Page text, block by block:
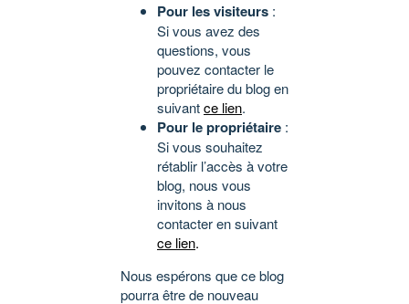
Pour les visiteurs :
Si vous avez des
questions, vous
pouvez contacter le
propriétaire du blog en
suivantce lien.
Pour le propriétaire :
Si vous souhaitez
rétablir l’accès à votre
blog, nous vous
invitons à nous
contacter en suivant
ce lien.
Nous espérons que ce blog
pourra être de nouveau